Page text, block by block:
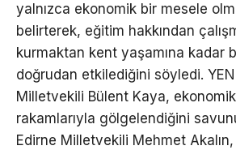
yalnızca ekonomik bir mesele
belirterek, eğitim hakkından
kurmaktan kent yaşamına kadar
doğrudan etkilediğini söyledi.
Milletvekili Bülent Kaya,
rakamlarıyla gölgelendiğini
Edirne Milletvekili Mehmet